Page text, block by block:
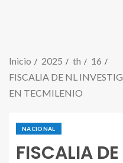
Inicio 2025 th
16
FISCALIA DE NL
EN TECMILENIO
NACIONAL
FISCALIA